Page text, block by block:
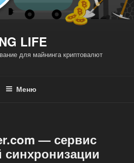
LIFE
для майнинга криптовалют
Меню
— сервис